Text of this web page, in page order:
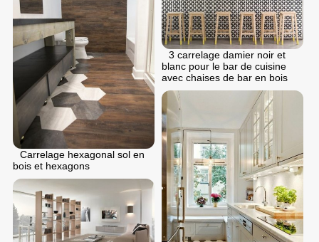
Carrelage hexagonal sol en
bois et hexagons
3 carrelage damier noir et
blanc pour le bar de cuisine
avec chaises de bar en bois